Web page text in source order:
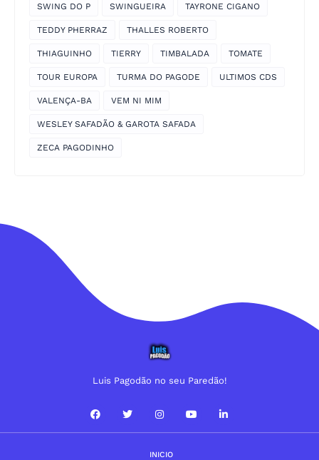
SWING DO P SWINGUEIRA TAYRONE CIGANO
TEDDY PHERRAZ THALLES ROBERTO
THIAGUINHO TIERRY TIMBALADA TOMATE
TOUR EUROPA TURMA DO PAGODE ULTIMOS CDS
VALENÇA-BA VEM NI MIM
WESLEY SAFADÃO & GAROTA SAFADA
ZECA PAGODINHO
Luis Pagodão no seu Paredão!
INICIO